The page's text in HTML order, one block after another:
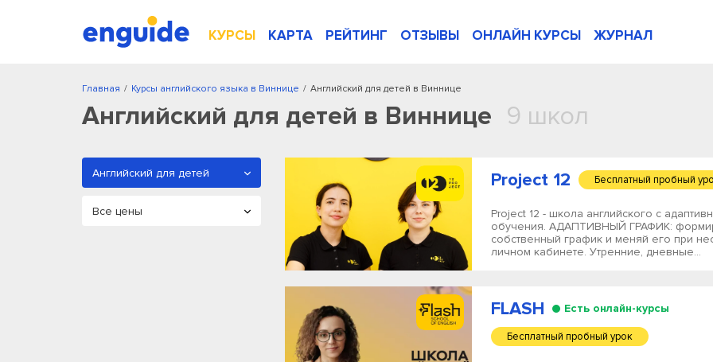
КУРСЫ КАРТА РЕЙТИНГ ОТЗЫВЫ ОНЛАЙН КУРСЫ ЖУРНАЛ
/
Главная /
Курсы английского языка в Виннице Английский для детей в Виннице
Английский для детей в Виннице 9 школ
Project 12 Бесплатный пробный
Project 12 - школа английского с
обучения. АДАПТИВНЫЙ ГРАФИК:
собственный график и меняй его при
личном кабинете. Утренние, дневные...
FLASH Есть онлайн-курсы
Бесплатный пробный урок